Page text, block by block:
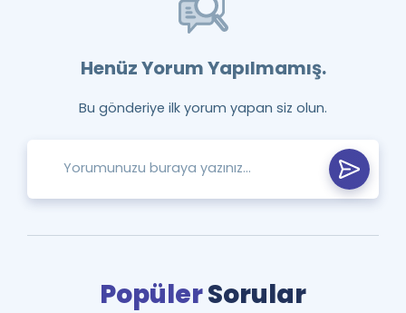
Henüz Yorum Yapılmamış.
Bu gönderiye ilk yorum yapan siz olun.
PopülerSorular